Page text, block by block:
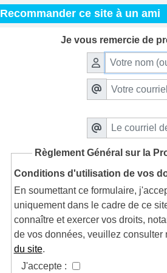
Recommander ce site à un ami
Je vous remercie de
Règlement Général sur la
Conditions d'utilisation de vos
En soumettant ce formulaire,
uniquement dans le cadre de ce
connaître et exercer vos droits,
de vos données, veuillez consulter
du site.
J'accepte :